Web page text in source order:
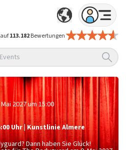
113.182Bewertungen
2027 um 15:00
Uhr| Kunstlinie Almere
Dann haben Sie Glück!